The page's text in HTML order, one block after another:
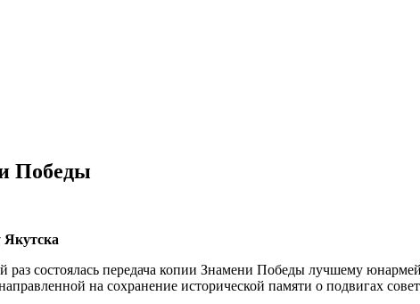
Победы
раз состоялась передача копии Знамени Победы лучшему
на сохранение исторической памяти о подвигах